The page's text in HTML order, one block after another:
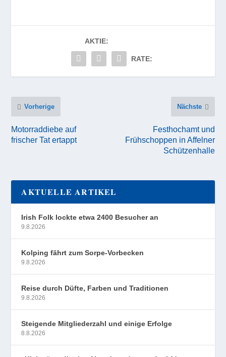
AKTIE:
RATE:
Vorherige
Motorraddiebe auf
frischer Tat ertappt
Nächste
Festhochamt und
Frühschoppen in Affelner
Schützenhalle
AKTUELLE ARTIKEL
Irish Folk lockte etwa 2400 Besucher an
9.8.2026
Kolping fährt zum Sorpe-Vorbecken
9.8.2026
Reise durch Düfte, Farben und Traditionen
9.8.2026
Steigende Mitgliederzahl und einige Erfolge
8.8.2026